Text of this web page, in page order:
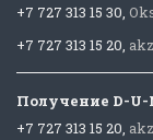
+7 727 313 15 30,
+7 727 313 15 20,
Получение D-U-
+7 727 313 15 20,